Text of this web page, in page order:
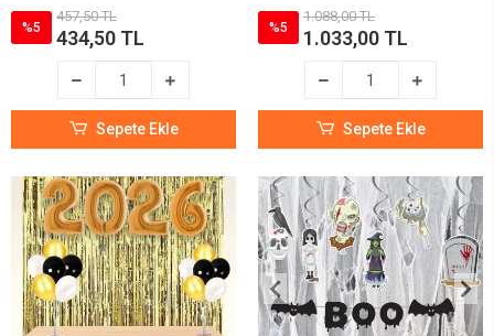
%5
457,50 TL
434,50 TL
Sepete Ekle
%5
1.088,00 TL
1.033,00 TL
Sepete Ekle